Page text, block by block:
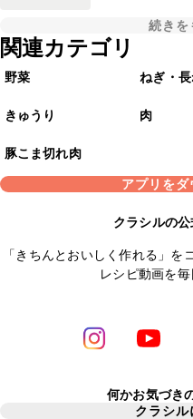
続きを
関連カテゴリ
野菜 ねぎ・
きゅうり 肉
豚こま切れ肉
アプリをダ
クラシルの
「きちんとおいしく作れる」
レシピ動画を毎
何かお気づき
クラシル